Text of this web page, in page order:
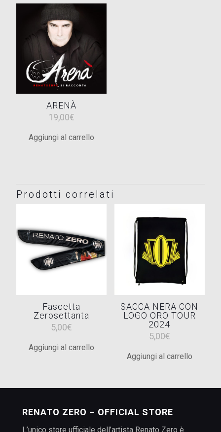
ARENÀ
19,00€
Aggiungi al carrello
Prodotti correlati
Fascetta
Zerosettanta
5,00€
Aggiungi al carrello
SACCA NERA CON
LOGO ORO TOUR
2024
5,00€
Aggiungi al carrello
RENATO ZERO – OFFICIAL STORE
L’unico store ufficiale dell’artista Renato Zero è